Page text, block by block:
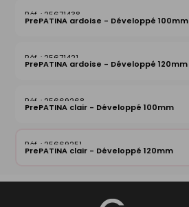
25671438
PrePATINA ardoise - Développé 100mm
25671421
PrePATINA ardoise - Développé 120mm
25669268
PrePATINA clair - Développé 100mm
25669251
PrePATINA clair - Développé 120mm